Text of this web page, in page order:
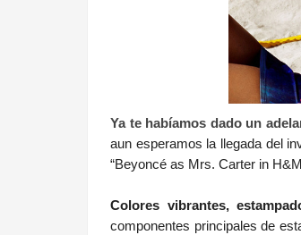
Ya te habíamos dado un
aun esperamos la llegada del
“Beyoncé as Mrs. Carter in
Colores vibrantes,
componentes principales de